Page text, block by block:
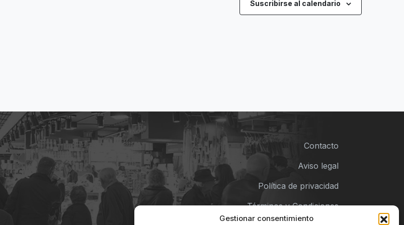
Gestionar consentimiento
Suscribirse al calendario
Contacto
Aviso legal
Política de privacidad
Términos y Condiciones